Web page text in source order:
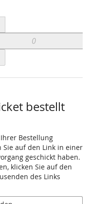
bestellt
Bestellung
auf den Link in einer
geschickt haben.
klicken Sie auf den
des Links